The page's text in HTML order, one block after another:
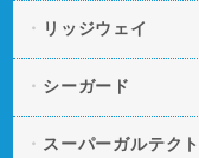
リッジウェイ
シーガード
スーパーガルテクト